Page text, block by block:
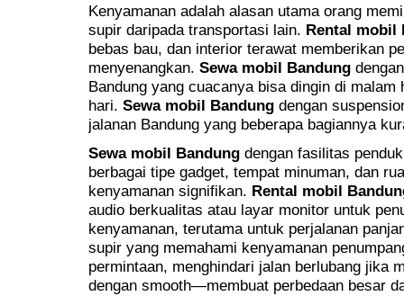
Kenyamanan adalah alasan utama orang
supir daripada transportasi lain. Rental mobil
bebas bau, dan interior terawat memberikan
menyenangkan. Sewa mobil Bandung
Bandung yang cuacanya bisa dingin di malam
hari. Sewa mobil Bandung dengan
jalanan Bandung yang beberapa bagiannya
Sewa mobil Bandung dengan fasilitas
berbagai tipe gadget, tempat minuman, dan
kenyamanan signifikan. Rental mobil
audio berkualitas atau layar monitor untuk
kenyamanan, terutama untuk perjalanan
supir yang memahami kenyamanan
permintaan, menghindari jalan berlubang jika
dengan smooth—membuat perbedaan besar